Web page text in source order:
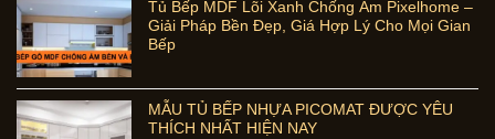
Tủ Bếp MDF Lõi Xanh Chống Ẩm Pixelhome –
Giải Pháp Bền Đẹp, Giá Hợp Lý Cho Mọi Gian
Bếp
MẪU TỦ BẾP NHỰA PICOMAT ĐƯỢC YÊU
THÍCH NHẤT HIỆN NAY